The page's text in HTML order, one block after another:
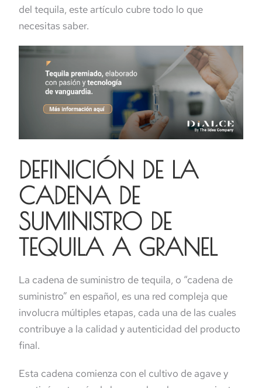
del tequila, este artículo cubre todo lo que
necesitas saber.
DEFINICIÓN DE LA
CADENA DE
SUMINISTRO DE
TEQUILA A GRANEL
La cadena de suministro de tequila, o “cadena de
suministro” en español, es una red compleja que
involucra múltiples etapas, cada una de las cuales
contribuye a la calidad y autenticidad del producto
final.
Esta cadena comienza con el cultivo de agave y